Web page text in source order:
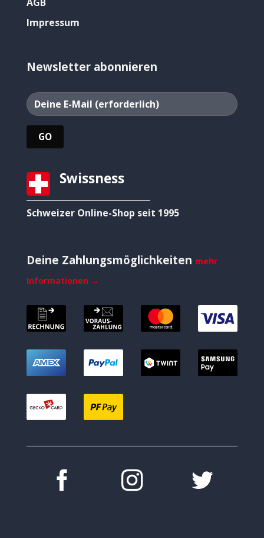
Impressum
Newsletter abonnieren
Swissness
Schweizer Online-Shop seit 1995
Deine Zahlungsmöglichkeiten mehr
Informationen →